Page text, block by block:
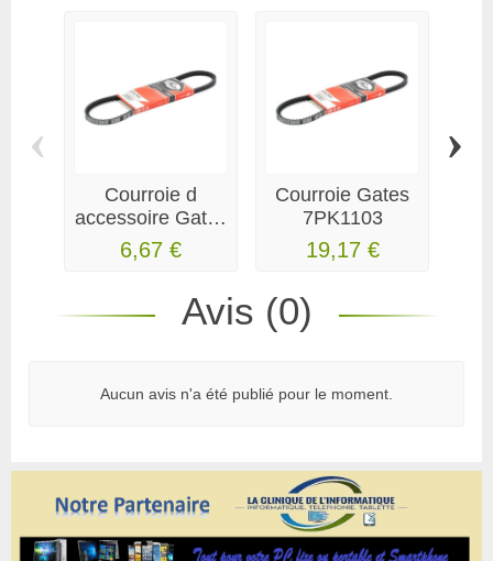
Courroie d
accessoire Gates
MICRO-V
4PK928
6,67 €
Courroie Gates
7PK1103
19,17 €
‹ ›
Avis (0)
Aucun avis n'a été publié pour le moment.